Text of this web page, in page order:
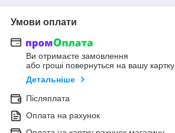
Умови оплати
Ви отримаєте замовлення
або гроші повернуться на вашу картку
Детальніше
Післяплата
Оплата на рахунок